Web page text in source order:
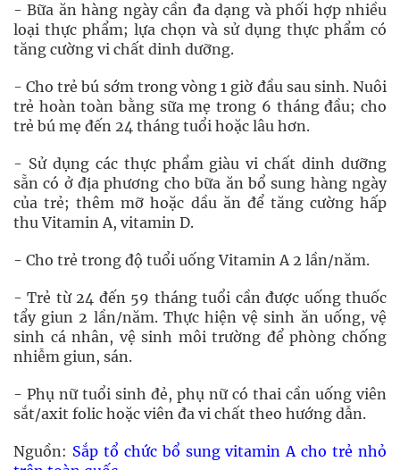
- Bữa ăn hàng ngày cần đa dạng và phối hợp nhiều
loại thực phẩm; lựa chọn và sử dụng thực phẩm có
tăng cường vi chất dinh dưỡng.
- Cho trẻ bú sớm trong vòng 1 giờ đầu sau sinh. Nuôi
trẻ hoàn toàn bằng sữa mẹ trong 6 tháng đầu; cho
trẻ bú mẹ đến 24 tháng tuổi hoặc lâu hơn.
- Sử dụng các thực phẩm giàu vi chất dinh dưỡng
sẵn có ở địa phương cho bữa ăn bổ sung hàng ngày
của trẻ; thêm mỡ hoặc dầu ăn để tăng cường hấp
thu Vitamin A, vitamin D.
- Cho trẻ trong độ tuổi uống Vitamin A 2 lần/năm.
- Trẻ từ 24 đến 59 tháng tuổi cần được uống thuốc
tẩy giun 2 lần/năm. Thực hiện vệ sinh ăn uống, vệ
sinh cá nhân, vệ sinh môi trường để phòng chống
nhiễm giun, sán.
- Phụ nữ tuổi sinh đẻ, phụ nữ có thai cần uống viên
sắt/axit folic hoặc viên đa vi chất theo hướng dẫn.
Nguồn: Sắp tổ chức bổ sung vitamin A cho trẻ nhỏ